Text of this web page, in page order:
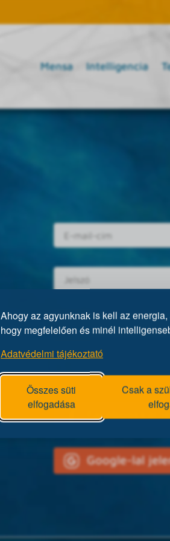
Ahogy az agyunknak is kell az
hogy megfelelően és minél
Adatvédelmi tájékoztató
Összes süti
elfogadása
Csak a
Mensa Intelligencia
Facebookkal
Google-lal